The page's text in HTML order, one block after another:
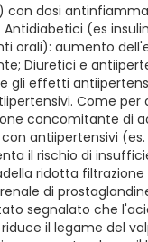
con dosi
(es
orali): aumento
Diuretici e
gli effetti
Come per
concomitante di
antiipertensivi
il rischio di
ridotta
di
segnalato che
il legame del